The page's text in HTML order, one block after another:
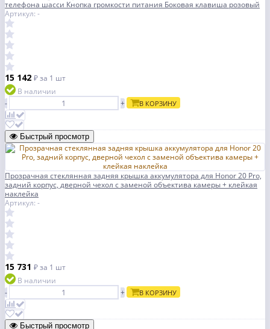
телефона шасси Кнопка громкости питания Боковая клавиша розовый
Артикул: -
15 142 ₽за 1 шт
В наличии
-
+ В КОРЗИНУ
Быстрый просмотр
Прозрачная стеклянная задняя крышка аккумулятора для Honor 20 Pro,
задний корпус, дверной чехол с заменой объектива камеры + клейкая
наклейка
Артикул: -
15 731 ₽за 1 шт
В наличии
-
+ В КОРЗИНУ
Быстрый просмотр